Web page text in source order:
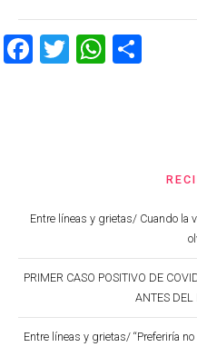
Facebook
Twitter
Entre líneas y grietas/ Cuando la
PRIMER CASO POSITIVO DE
ANTES
Entre líneas y grietas/ “Preferiría